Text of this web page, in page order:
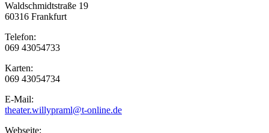
Waldschmidtstraße 19
60316 Frankfurt
Telefon:
069 43054733
Karten:
069 43054734
E-Mail:
theater.willypraml@t-online.de
Webseite: